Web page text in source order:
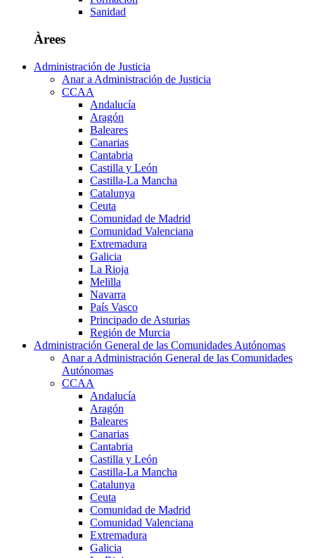
Sanidad
Àrees
Administración de Justicia
Anar a Administración de Justicia
CCAA
Andalucía
Aragón
Baleares
Canarias
Cantabria
Castilla y León
Castilla-La Mancha
Catalunya
Ceuta
Comunidad de Madrid
Comunidad Valenciana
Extremadura
Galicia
La Rioja
Melilla
Navarra
País Vasco
Principado de Asturias
Región de Murcia
Administración General de las Comunidades Autónomas
Anar a Administración General de las Comunidades
Autónomas
CCAA
Andalucía
Aragón
Baleares
Canarias
Cantabria
Castilla y León
Castilla-La Mancha
Catalunya
Ceuta
Comunidad de Madrid
Comunidad Valenciana
Extremadura
Galicia